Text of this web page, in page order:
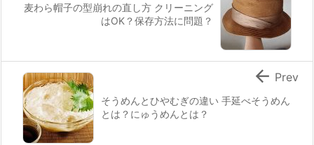
麦わら帽子の型崩れの直し方 クリーニング
はOK？保存方法に問題？
そうめんとひやむぎの違い 手延べそうめん
とは？にゅうめんとは？
 Prev